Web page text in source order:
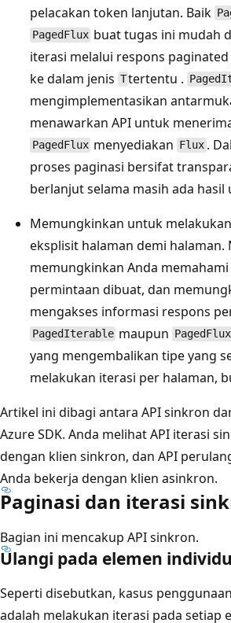
pelacakan token lanjutan. Baik
PagedFlux buat tugas ini mudah
iterasi melalui respons
ke dalam jenis Ttertentu .
mengimplementasikan
menawarkan API untuk
PagedFlux menyediakan Flux.
proses paginasi bersifat
berlanjut selama masih ada
Memungkinkan untuk
eksplisit halaman demi halaman.
memungkinkan Anda
permintaan dibuat, dan
mengakses informasi respons
PagedIterable maupun PagedFlux
yang mengembalikan tipe yang
melakukan iterasi per halaman,
Artikel ini dibagi antara API sinkron
Azure SDK. Anda melihat API iterasi
dengan klien sinkron, dan API
Anda bekerja dengan klien asinkron.
Paginasi dan iterasi
Bagian ini mencakup API sinkron.
Ulangi pada elemen
Seperti disebutkan, kasus
adalah melakukan iterasi pada setiap